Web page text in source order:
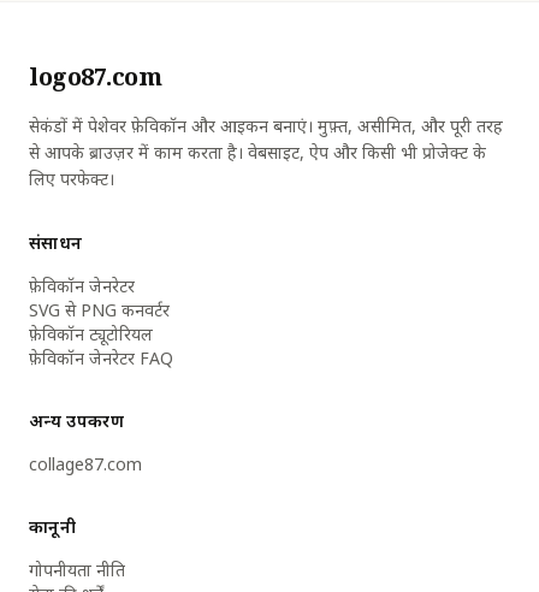
logo87.com
सेकंडों में पेशेवर फ़ेविकॉन और आइकन बनाएं। मुफ़्त, असीमित, और पूरी तरह
से आपके ब्राउज़र में काम करता है। वेबसाइट, ऐप और किसी भी प्रोजेक्ट के
लिए परफेक्ट।
संसाधन
फ़ेविकॉन जेनरेटर
SVG से PNG कनवर्टर
फ़ेविकॉन ट्यूटोरियल
फ़ेविकॉन जेनरेटर FAQ
अन्य उपकरण
collage87.com
कानूनी
गोपनीयता नीति